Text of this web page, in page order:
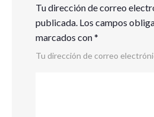
Tu dirección de correo
publicada. Los campos
marcados con*
Tu dirección de correo